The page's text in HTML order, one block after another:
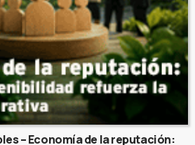
– Economía de la reputación: